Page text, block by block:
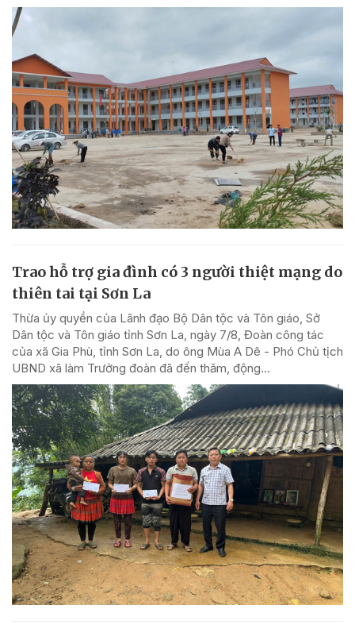
Trao hỗ trợ gia đình có 3 người thiệt mạng do
thiên tai tại Sơn La
Thừa ủy quyền của Lãnh đạo Bộ Dân tộc và Tôn giáo, Sở
Dân tộc và Tôn giáo tỉnh Sơn La, ngày 7/8, Đoàn công tác
của xã Gia Phù, tỉnh Sơn La, do ông Mùa A Dê - Phó Chủ tịch
UBND xã làm Trưởng đoàn đã đến thăm, động...